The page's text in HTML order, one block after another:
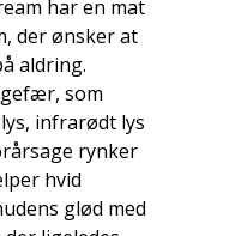
har en mat
der ønsker at
aldring.
som
infrarødt lys
rynker
hvid
glød med